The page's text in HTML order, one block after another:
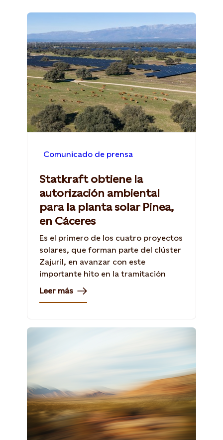
Comunicado de prensa
Statkraft obtiene la
autorización ambiental
para la planta solar Pinea,
en Cáceres
Es el primero de los cuatro proyectos
solares, que forman parte del clúster
Zajuril, en avanzar con este
importante hito en la tramitación
Leer más